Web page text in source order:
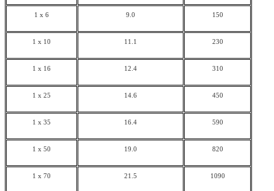
1 x 6 9.0 150
1 x 10 11.1 230
1 x 16 12.4 310
1 x 25 14.6 450
1 x 35 16.4 590
1 x 50 19.0 820
1 x 70 21.5 1090